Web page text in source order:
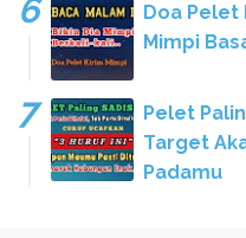
Doa Pelet
Mimpi
Pelet
Target
Padamu